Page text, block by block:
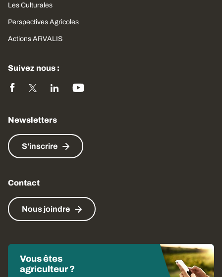
Les Culturales
Perspectives Agricoles
Actions ARVALIS
Suivez nous :
Newsletters
S'inscrire
Contact
Nous joindre
Vous êtes
agriculteur ?